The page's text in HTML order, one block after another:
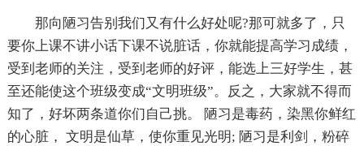
那向陋习告别我们又有什么好处呢?那可就多了，只
要你上课不讲小话下课不说脏话，你就能提高学习成绩，
受到老师的关注，受到老师的好评，能选上三好学生，甚
至还能使这个班级变成“文明班级”。反之，大家就不得而
知了，好坏两条道你们自己挑。 陋习是毒药，染黑你鲜红
的心脏， 文明是仙草，使你重见光明; 陋习是利剑，粉碎